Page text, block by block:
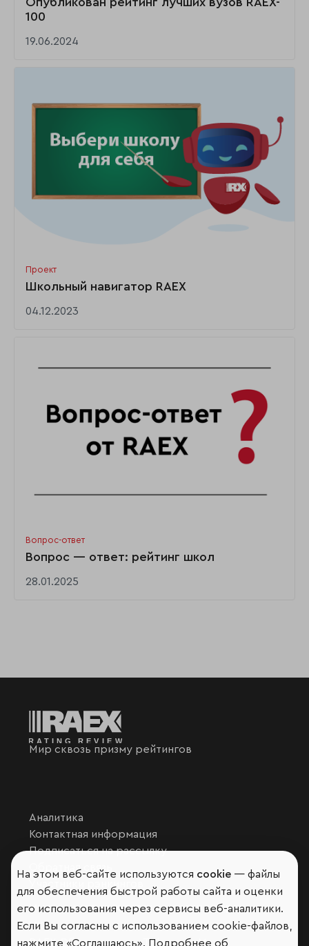
100
19.06.2024
Проект
Школьный навигатор RAEX
04.12.2023
Вопрос-ответ
Вопрос — ответ: рейтинг школ
28.01.2025
Мир сквозь призму рейтингов
Аналитика
Контактная информация
Подписаться на рассылку
Обратная связь
Участники рэнкингов
Мы в социальных сетях и мессенджерах
VK
RAEX Образование –Telegram,Max
На этом веб-сайте используются cookie — файлы
для обеспечения быстрой работы сайта и оценки
его использования через сервисы веб-аналитики.
Если Вы согласны с использованием cookie-файлов,
нажмите «Соглашаюсь». Подробнее об